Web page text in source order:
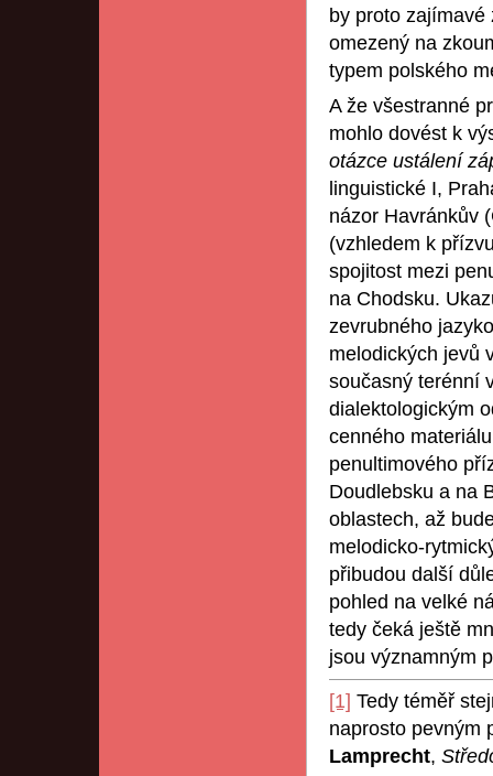
by proto
omezený na
typem polského
A že všestranné
mohlo dovést k
otázce ustálení
linguistické I,
názor Havránkův
(vzhledem k
spojitost mezi
na Chodsku.
zevrubného
melodických jevů
současný terénní
dialektologickým
cenného
penultimového
Doudlebsku a na
oblastech, až
melodicko-
přibudou další
pohled na velké
tedy čeká ještě
jsou významným
[1] Tedy téměř
naprosto pevným
Lamprecht,